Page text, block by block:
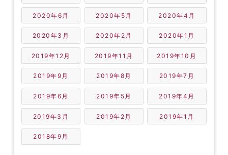
2020年6月 2020年5月 2020年4月
2020年3月 2020年2月 2020年1月
2019年12月 2019年11月 2019年10月
2019年9月 2019年8月 2019年7月
2019年6月 2019年5月 2019年4月
2019年3月 2019年2月 2019年1月
2018年9月